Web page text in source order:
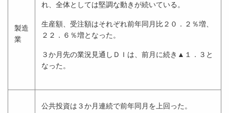
製造
業
れ、全体としては堅調な動きが続いている。
生産額、受注額はそれぞれ前年同月比２０．２％増、
２２．６％増となった。
３か月先の業況見通しＤＩは、前月に続き▲１．３と
なった。
公共投資は３か月連続で前年同月を上回った。